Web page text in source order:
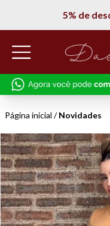
5% de
Página inicial /Novidades